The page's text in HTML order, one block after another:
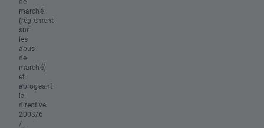
marché
(règlement
sur
les
abus
de
marché)
et
abrogeant
la
directive
2003/6
/